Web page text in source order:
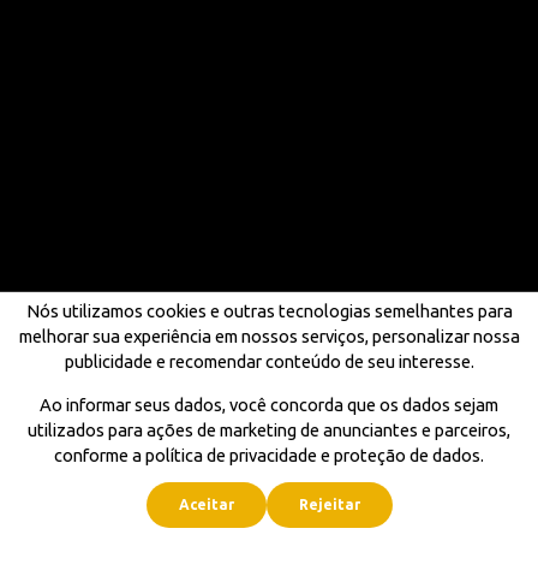
Nós utilizamos cookies e outras tecnologias semelhantes para
melhorar sua experiência em nossos serviços, personalizar nossa
publicidade e recomendar conteúdo de seu interesse.
Ao informar seus dados, você concorda que os dados sejam
utilizados para ações de marketing de anunciantes e parceiros,
conforme a política de privacidade e proteção de dados.
Aceitar Rejeitar